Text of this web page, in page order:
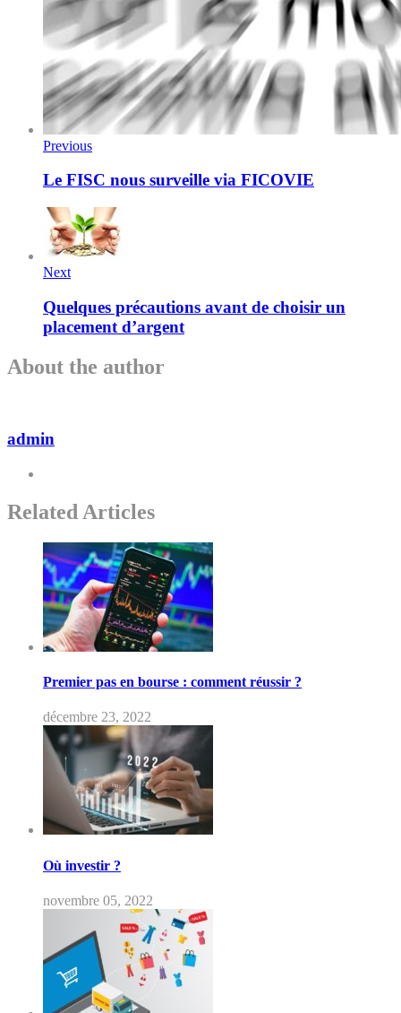
Previous
Le FISC nous surveille via FICOVIE
Next
Quelques précautions avant de choisir un
placement d’argent
About the author
admin
Related Articles
Premier pas en bourse : comment réussir ?
décembre 23, 2022
Où investir ?
novembre 05, 2022